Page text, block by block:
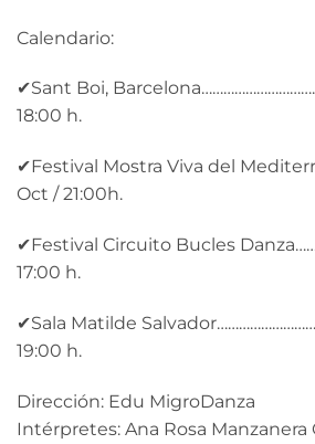
Calendario:
✔Sant Boi,
18:00 h.
✔Festival Mostra Viva del
Oct / 21:00h.
✔Festival Circuito Bucles
17:00 h.
✔Sala Matilde
19:00 h.
Dirección: ​Edu MigroDanza
Intérpretes: Ana Rosa Manzanera